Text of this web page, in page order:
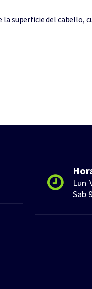
la superficie del cabello,
Lun-
Sab